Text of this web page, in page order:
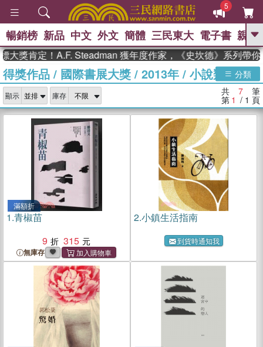
5
GO
熱搜： 東野圭吾 、 高希均教授回憶錄
、 The Odyssey 、 父親節 、 如果歷
國際布克
獎 臺灣漫遊錄 、 方念華 、 台灣的李
、 數學女孩：黎曼猜想
偉大的迷走神經
暢銷榜 新品 中文 外文 簡體 三民東大 電子書 親子
獎肯定！A.F. Steadman 獲年度作家，《史坎德》系列帶你
得獎作品 / 國際書展大獎 / 2013年 / 小說類 分類
顯示 庫存 共 7 筆
第 1 / 1 頁
滿額折
1.青椒苗
9
315
無庫存
2.小鎮生活指南
到貨時通知我